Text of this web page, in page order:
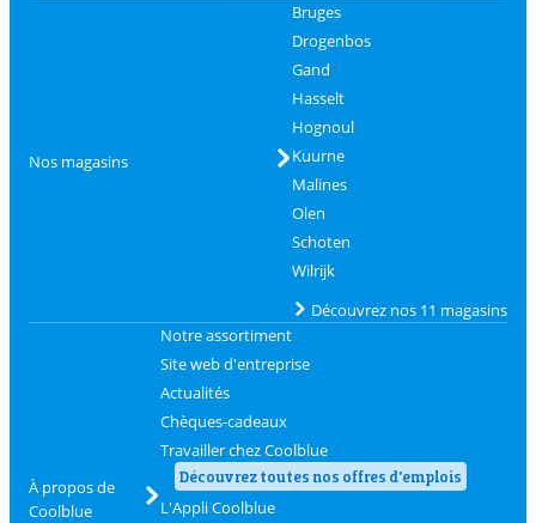
Nos magasins
Bruges
Drogenbos
Gand
Hasselt
Hognoul
Kuurne
Malines
Olen
Schoten
Wilrijk
Découvrez nos 11 magasins
À propos de
Coolblue
Notre assortiment
Site web d'entreprise
Actualités
Chèques-cadeaux
Travailler chez Coolblue
Découvrez toutes nos offres d'emplois
L'Appli Coolblue